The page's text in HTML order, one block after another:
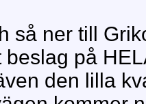
så ner till
på
den lilla